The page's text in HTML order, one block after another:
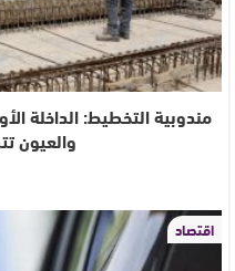
مندوبية التخطيط: الداخلة
والعيون
اقتصاد